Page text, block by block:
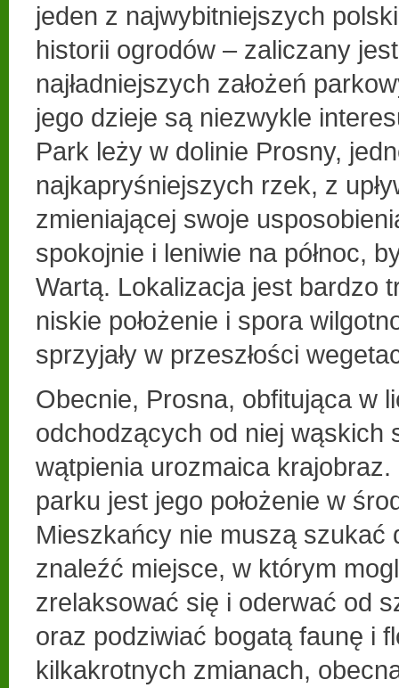
jeden z najwybitniejszych
historii ogrodów – zaliczany
najładniejszych założeń
jego dzieje są niezwykle
Park leży w dolinie Prosny,
najkapryśniejszych rzek, z
zmieniającej swoje
spokojnie i leniwie na północ,
Wartą. Lokalizacja jest bardzo
niskie położenie i spora
sprzyjały w przeszłości
Obecnie, Prosna, obfitująca w
odchodzących od niej wąskich
wątpienia urozmaica
parku jest jego położenie w
Mieszkańcy nie muszą szukać
znaleźć miejsce, w którym
zrelaksować się i oderwać od
oraz podziwiać bogatą faunę i
kilkakrotnych zmianach,